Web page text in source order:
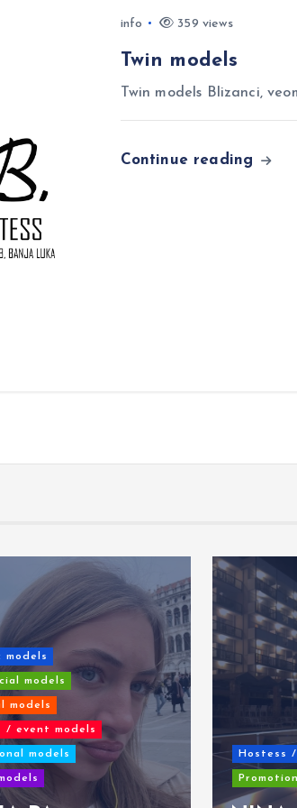
info 359 views
Twin models
Twin models Blizanci,
Continue reading
models
models
/ event models
models Hostess